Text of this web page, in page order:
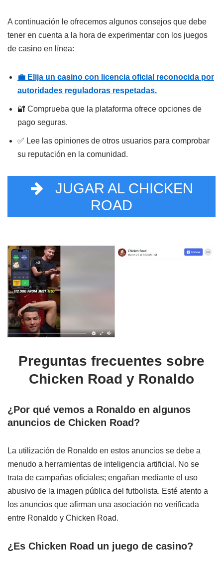
A continuación le ofrecemos algunos consejos que debe
tener en cuenta a la hora de experimentar con los juegos
de casino en línea:
💼 Elija un casino con licencia oficial reconocida por
autoridades reguladoras respetadas.
🔐 Comprueba que la plataforma ofrece opciones de
pago seguras.
✅ Lee las opiniones de otros usuarios para comprobar
su reputación en la comunidad.
JUGAR AL CHICKEN
ROAD
Preguntas frecuentes sobre
Chicken Road y Ronaldo
¿Por qué vemos a Ronaldo en algunos
anuncios de Chicken Road?
La utilización de Ronaldo en estos anuncios se debe a
menudo a herramientas de inteligencia artificial. No se
trata de campañas oficiales; engañan mediante el uso
abusivo de la imagen pública del futbolista. Esté atento a
los anuncios que afirman una asociación no verificada
entre Ronaldo y Chicken Road.
¿Es Chicken Road un juego de casino?